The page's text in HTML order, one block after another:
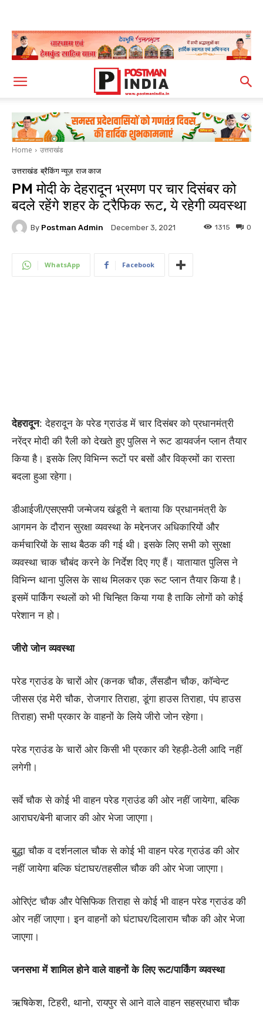
Home उत्तराखंड
उत्तराखंड ब्रैकिंग न्यूज़ राज काज
PM मोदी के देहरादून भ्रमण पर चार दिसंबर को
बदले रहेंगे शहर के ट्रैफिक रूट, ये रहेगी व्यवस्था
By Postman Admin December 3, 2021 0
1315
WhatsApp Facebook
देहरादून: देहरादून के परेड ग्राउंड में चार दिसंबर को प्रधानमंत्री
नरेंद्र मोदी की रैली को देखते हुए पुलिस ने रूट डायवर्जन प्लान तैयार
किया है। इसके लिए विभिन्न रूटों पर बसों और विक्रमों का रास्ता
बदला हुआ रहेगा।
डीआईजी/एसएसपी जन्मेजय खंडूरी ने बताया कि प्रधानमंत्री के
आगमन के दौरान सुरक्षा व्यवस्था के मद्देनजर अधिकारियों और
कर्मचारियों के साथ बैठक की गई थी। इसके लिए सभी को सुरक्षा
व्यवस्था चाक चौबंद करने के निर्देश दिए गए हैं। यातायात पुलिस ने
विभिन्न थाना पुलिस के साथ मिलकर एक रूट प्लान तैयार किया है।
इसमें पार्किंग स्थलों को भी चिन्हित किया गया है ताकि लोगों को कोई
परेशान न हो।
जीरो जोन व्यवस्था
परेड ग्राउंड के चारों ओर (कनक चौक, लैंसडौन चौक, कॉन्वेन्ट
जीसस एंड मेरी चौक, रोजगार तिराहा, डूंगा हाउस तिराहा, पंप हाउस
तिराहा) सभी प्रकार के वाहनों के लिये जीरो जोन रहेगा।
परेड ग्राउंड के चारों ओर किसी भी प्रकार की रेहड़ी-ठेली आदि नहीं
लगेगी।
सर्वे चौक से कोई भी वाहन परेड ग्राउंड की ओर नहीं जायेगा, बल्कि
आराघर/बेनी बाजार की ओर भेजा जाएगा।
बुद्धा चौक व दर्शनलाल चौक से कोई भी वाहन परेड ग्राउंड की ओर
नहीं जायेगा बल्कि घंटाघर/तहसील चौक की ओर भेजा जाएगा।
ओरिएंट चौक और पेसिफिक तिराहा से कोई भी वाहन परेड ग्राउंड की
ओर नहीं जाएगा। इन वाहनों को घंटाघर/दिलाराम चौक की ओर भेजा
जाएगा।
जनसभा में शामिल होने वाले वाहनों के लिए रूट/पार्किंग व्यवस्था
ऋषिकेश, टिहरी, थानो, रायपुर से आने वाले वाहन सहस्रधारा चौक